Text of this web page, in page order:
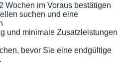
Wochen im Voraus bestätigen
suchen und eine
und minimale Zusatzleistungen
bevor Sie eine endgültige